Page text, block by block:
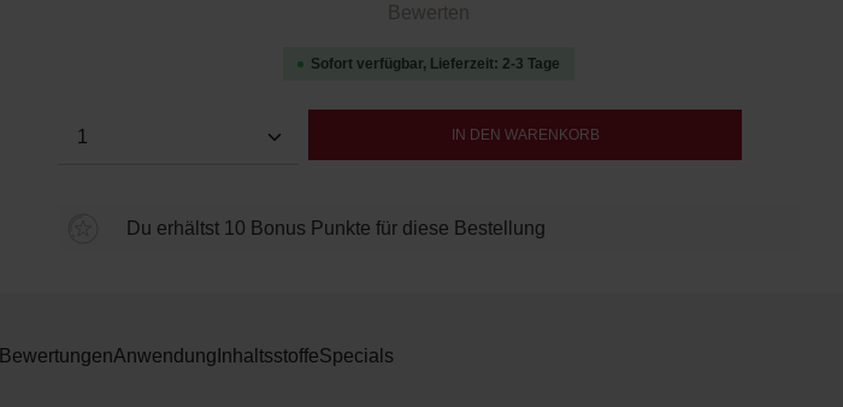
Durchschnittliche Bewertung von 0 von 5 Sternen
Bewerten
Sofort verfügbar, Lieferzeit: 2-3 Tage
Produkt Anzahl: Gib den gewünschten Wert ein oder
IN DEN WARENKORB
Du erhältst 10 Bonus Punkte für diese Bestellung
BewertungenAnwendung InhaltsstoffeSpecials